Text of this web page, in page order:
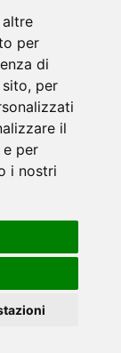
per
di
per
il
per
i nostri
gli orari sonoUTC+02:00